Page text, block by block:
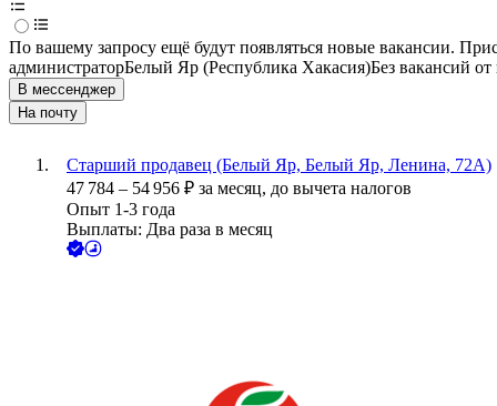
По вашему запросу ещё будут появляться новые вакансии.
администраторБелый Яр (Республика Хакасия)Без вакансий от
В мессенджер
На почту
Старший продавец (Белый Яр, Белый Яр, Ленина, 72А)
47 784 – 54 956 ₽ за месяц, до вычета налогов
Опыт 1-3 года
Выплаты: Два раза в месяц